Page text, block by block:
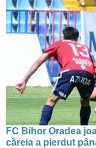
FC Bihor Oradea
căreia a pierdut